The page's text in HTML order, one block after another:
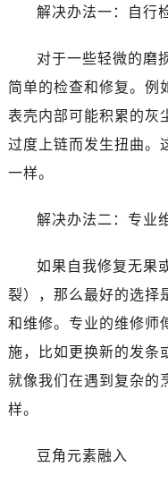
解决办法一：自行
对于一些轻微的磨
简单的检查和修复。例
表壳内部可能积累的灰
过度上链而发生扭曲。
一样。
解决办法二：专业
如果自我修复无果
裂），那么最好的选择
和维修。专业的维修师
施，比如更换新的发条
就像我们在遇到复杂的
样。
豆角元素融入